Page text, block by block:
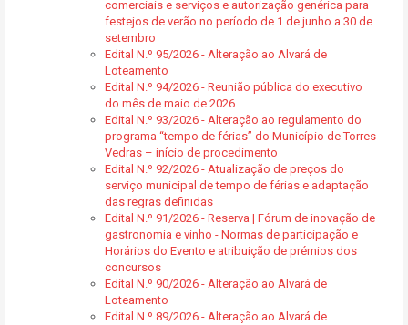
comerciais e serviços e autorização genérica para
festejos de verão no período de 1 de junho a 30 de
setembro
Edital N.º 95/2026 - Alteração ao Alvará de
Loteamento
Edital N.º 94/2026 - Reunião pública do executivo
do mês de maio de 2026
Edital N.º 93/2026 - Alteração ao regulamento do
programa “tempo de férias” do Município de Torres
Vedras – início de procedimento
Edital N.º 92/2026 - Atualização de preços do
serviço municipal de tempo de férias e adaptação
das regras definidas
Edital N.º 91/2026 - Reserva | Fórum de inovação de
gastronomia e vinho - Normas de participação e
Horários do Evento e atribuição de prémios dos
concursos
Edital N.º 90/2026 - Alteração ao Alvará de
Loteamento
Edital N.º 89/2026 - Alteração ao Alvará de